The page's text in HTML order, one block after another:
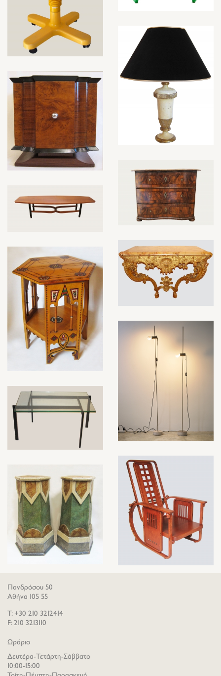
Πανδρόσου 50
Αθήνα 105 55
T: +30 210 3212414
F: 210 3213110
Ωράριο
Δευτέρα-Τετάρτη-Σάββατο
10:00-15:00